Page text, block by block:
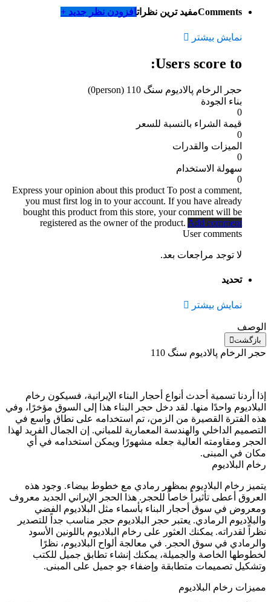
Commentsمفید ترین نظراتافزودن نظر جدید +
نمایش بیشتر
Users score to:
حجر الرخام پالادیوم سنگ 110
(0person)
بناء الجودة
0
قيمة الشراء بالنسبة للسعر
0
الميزات والقدرات
0
سهولة الاستخدام
0
Express your opinion about this product To post a comment,
you must first log in to your account. If you have already
bought this product from this store, your comment will be
registered as the owner of the product. Add comment
User comments
لا توجد مراجعات بعد.
تحديد
نمایش بیشتر
الوصف
بازگشت
حجر الرخام پالادیوم سنگ 110
إذا أردنا تسمية أحدث أنواع أحجار البناء الإيرانية، فسيكون رخام
البلاديوم واحدًا منها. لقد دخل حجر البناء هذا إلى السوق مؤخرًا، وفي
هذه الفترة القصيرة من الزمن، تم استخدامه على نطاق واسع في
التصميم الداخلي والهندسة المعمارية للمباني. إن الجمال الفريد لهذا
الحجر ومقاومته العالية جعله مشهورًا ويمكن استخدامه في أي
مكان في المبنى.
رخام البلاديوم
يتميز رخام البلاديوم بمظهر رمادي مع خطوط بيضاء. وجود هذه
العروق أعطى تأثيراً خاصاً للحجر. هذا الحجر الإيراني الجديد معروف
ومعروض في سوق أحجار البناء بأسماء مثل البلاديوم الفضي
والبلاديوم الرمادي. يعتبر حجر البلاديوم حجر مناسب جداً للتصدير
نظراً لقدراته. يمكنك العثور على رخام البلاديوم باللونين الأسود
والرمادي في سوق الحجر. في معالجة ألواح البلاديوم، نظرًا
لخطوطها الخاصة والجميلة، يمكنك إنشاء تطابق جميل للكتب
وتشكيل تصميمات متطابقة وإضفاء جو جميل على المبنى.
مميزات رخام البلاديوم